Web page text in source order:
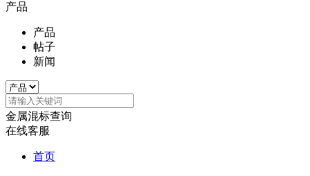
产品
产品
帖子
新闻
金属混标查询
在线客服
首页